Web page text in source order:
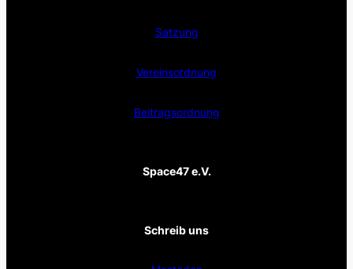
Satzung
Vereinsordnung
Beitragsordnung
Space47 e.V.
Schreib uns